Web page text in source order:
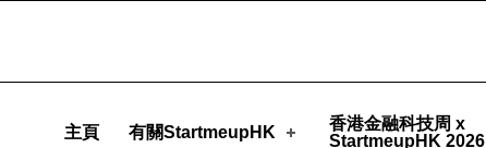
On! Summit 2021 – 第二天 - StartmeupHK
主頁 有關StartmeupHK
香港金融科技周 x
StartmeupHK 2026